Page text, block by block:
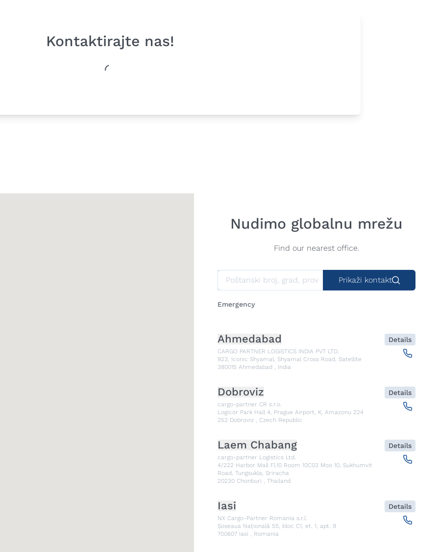
Kontaktirajte nas!
Nudimo globalnu mrežu
Find our nearest office.
Prikaži kontakt
Emergency
Ahmedabad
CARGO PARTNER LOGISTICS INDIA PVT LTD.
923, Iconic Shyamal, Shyamal Cross Road, Satellite
380015 Ahmedabad , India
Details
Dobroviz
cargo-partner CR s.r.o.
Logicor Park Hall 4, Prague Airport, K, Amazonu 224
252 Dobroviz , Czech Republic
Details
Laem Chabang
cargo-partner Logistics Ltd.
4/222 Harbor Mall Fl.10 Room 10C03 Moo 10, Sukhumvit
Road, Tungsukla, Sriracha
20230 Chonburi , Thailand
Details
Iasi
NX Cargo-Partner Romania s.r.l.
Șoseaua Națională 55, bloc C1, et. 1, apt. 9
700607 Iasi , Romania
Details